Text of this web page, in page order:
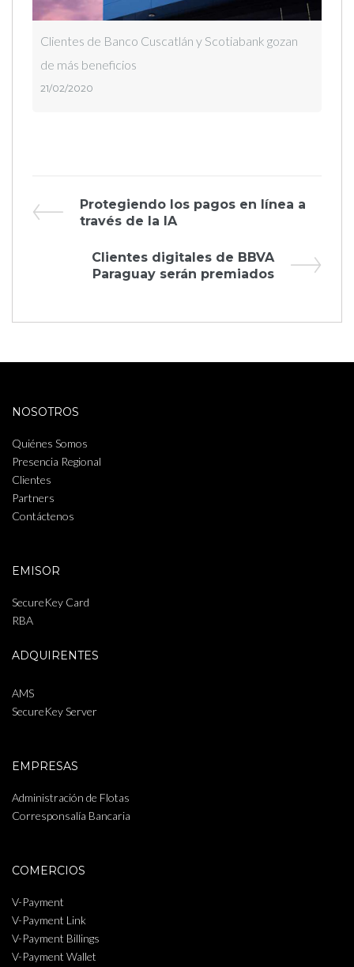
Clientes de Banco Cuscatlán y Scotiabank gozan
de más beneficios
21/02/2020
Navegación
entradas
Previous
Post
Protegiendo los pagos en línea a
través de la IA
Next
Post
Clientes digitales de BBVA
Paraguay serán premiados
NOSOTROS
Quiénes Somos
Presencia Regional
Clientes
Partners
Contáctenos
EMISOR
SecureKey Card
RBA
ADQUIRENTES
AMS
SecureKey Server
EMPRESAS
Administración de Flotas
Corresponsalía Bancaria
COMERCIOS
V-Payment
V-Payment Link
V-Payment Billings
V-Payment Wallet